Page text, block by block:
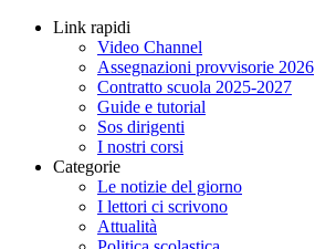
Link rapidi
Video Channel
Assegnazioni provvisorie 2026
Contratto scuola 2025-2027
Guide e tutorial
Sos dirigenti
I nostri corsi
Categorie
Le notizie del giorno
I lettori ci scrivono
Attualità